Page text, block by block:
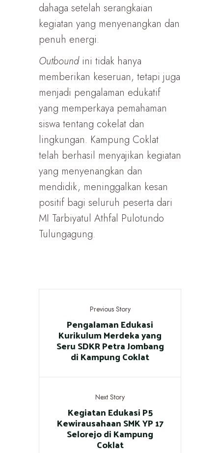
dahaga setelah serangkaian
kegiatan yang menyenangkan dan
penuh energi.
Outboundini tidak hanya
memberikan keseruan, tetapi juga
menjadi pengalaman edukatif
yang memperkaya pemahaman
siswa tentang cokelat dan
lingkungan. Kampung Coklat
telah berhasil menyajikan kegiatan
yang menyenangkan dan
mendidik, meninggalkan kesan
positif bagi seluruh peserta dari
MI Tarbiyatul Athfal Pulotundo
Tulungagung.
Previous Story
Pengalaman Edukasi
Kurikulum Merdeka yang
Seru SDKR Petra Jombang
di Kampung Coklat
Next Story
Kegiatan Edukasi P5
Kewirausahaan SMK YP 17
Selorejo di Kampung
Coklat